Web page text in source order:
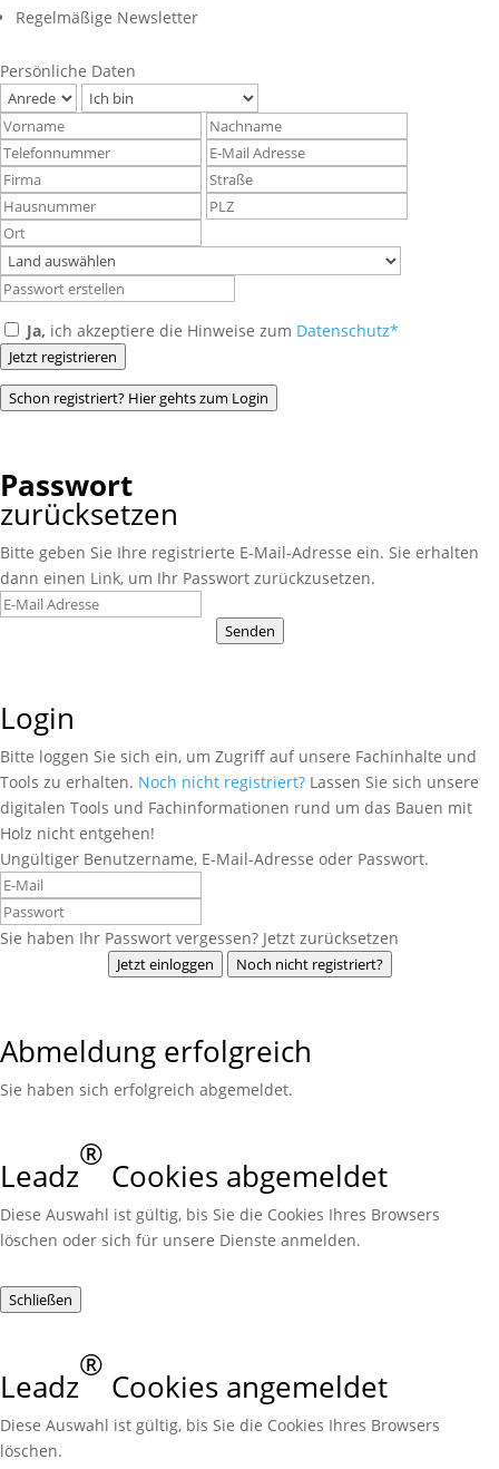
Regelmäßige Newsletter
Persönliche Daten
Ja, ich akzeptiere die Hinweise zum Datenschutz*
Jetzt registrieren
Schon registriert? Hier gehts zum Login
Passwort
zurücksetzen
Bitte geben Sie Ihre registrierte E-Mail-Adresse ein. Sie erhalten
dann einen Link, um Ihr Passwort zurückzusetzen.
Senden
Login
Bitte loggen Sie sich ein, um Zugriff auf unsere Fachinhalte und
Tools zu erhalten. Noch nicht registriert? Lassen Sie sich unsere
digitalen Tools und Fachinformationen rund um das Bauen mit
Holz nicht entgehen!
Ungültiger Benutzername, E-Mail-Adresse oder Passwort.
Sie haben Ihr Passwort vergessen? Jetzt zurücksetzen
Jetzt einloggen Noch nicht registriert?
Abmeldung erfolgreich
Sie haben sich erfolgreich abgemeldet.
Leadz
®
Cookies abgemeldet
Diese Auswahl ist gültig, bis Sie die Cookies Ihres Browsers
löschen oder sich für unsere Dienste anmelden.
Schließen
Leadz
®
Cookies angemeldet
Diese Auswahl ist gültig, bis Sie die Cookies Ihres Browsers
löschen.